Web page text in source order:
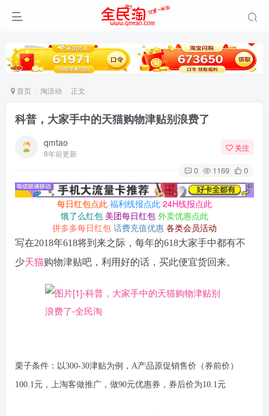
首页 淘活动 正文
科普，大家手中的天猫购物津贴别浪费了
qmtao
8年前更新
关注
0 1169 0
每日红包点此 福利线报点此 24H线报点此
饿了么红包 美团每日红包 外卖优惠点此
拼多多每日红包 话费充值优惠 各类会员活动
写在2018年618将到来之际，每年的618大家手中都有不
少天猫购物津贴吧，利用好的话，买此便宜货回来。
栗子条件：以300-30津贴为例，A产品原促销售价（券前价）
100.1元，上淘客做推广，做90元优惠券，券后价为10.1元